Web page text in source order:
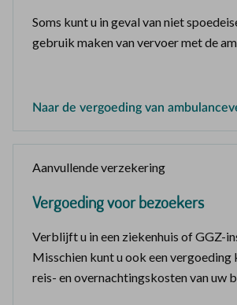
Soms kunt u in geval van niet
gebruik maken van vervoer met de
Naar de vergoeding van
Aanvullende verzekering
Vergoeding voor bezoekers
Verblijft u in een ziekenhuis of GGZ-
Misschien kunt u ook een vergoeding
reis- en overnachtingskosten van uw